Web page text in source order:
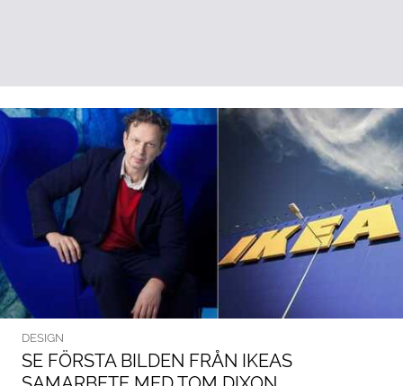
DESIGN
SE FÖRSTA BILDEN FRÅN IKEAS